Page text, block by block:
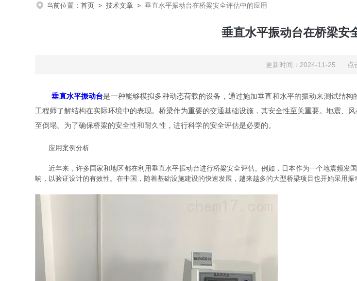
当前位置： 首页 > 技术文章 > 垂直水平振动台在桥梁安全评估中的应用
垂直水平振动台在桥梁安
更新时间：2024-11-25 点
垂直水平振动台是一种能够模拟多种动态荷载的设备，通过施加垂直和水平的振动来测试结
工程师了解结构在实际环境中的表现。桥梁作为重要的交通基础设施，其安全性至关重要。地震、
至倒塌。为了确保桥梁的安全性和耐久性，进行科学的安全评估是必要的。
应用案例分析
近年来，许多国家和地区都在利用垂直水平振动台进行桥梁安全评估。例如，日本作为一个地震频发
响，以验证设计的有效性。在中国，随着基础设施建设的快速发展，越来越多的大型桥梁项目也开始采用振